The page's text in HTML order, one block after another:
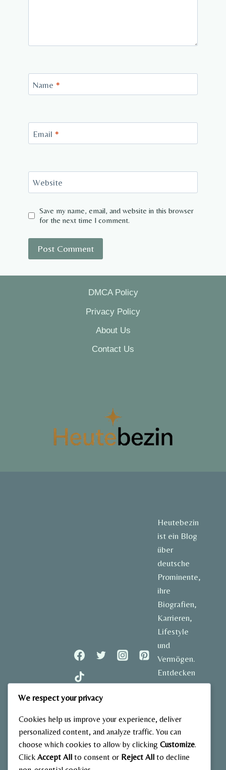
Name *
Email *
Website
Save my name, email, and website in this browser
for the next time I comment.
DMCA Policy
Privacy Policy
About Us
Contact Us
Heutebezin
ist ein Blog
über
deutsche
Prominente,
ihre
Biografien,
Karrieren,
Lifestyle
und
Vermögen.
Entdecken
Sie
und aktuelle
Einblicke in
das Leben
We respect your privacy
Cookies help us improve your experience, deliver
personalized content, and analyze traffic. You can
choose which cookies to allow by clicking Customize.
Click Accept All to consent or Reject All to decline